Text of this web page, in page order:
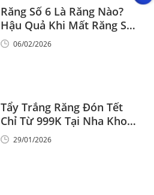
Răng Số 6 Là Răng Nào?
Hậu Quả Khi Mất Răng Số
6
06/02/2026
Tẩy Trắng Răng Đón Tết
Chỉ Từ 999K Tại Nha Khoa
Vinalign
29/01/2026